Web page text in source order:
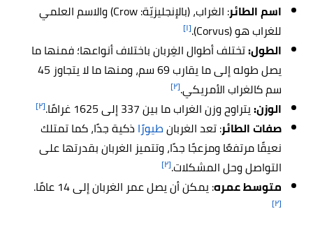
اسم الطائر
: الغراب، (بالإنجليزيّة: Crow) والاسم العلمي
للغراب هو (Corvus).
[١]
الطول:تختلف أطوال الغِربان باختلاف أنواعها؛ فمنها ما
يصل طوله إلى ما يقارب 69 سم، ومنها ما لا يتجاوز 45
سم كالغراب الأمريكي.[٢]
الوزن:يتراوح وزن الغراب ما بين 337 إلى 1625 غرامًا. [٢]
صفات الطائر: تعد الغربانطيورًا ذكية جدًا، كما تمتلك
نعيقًا مرتفعًا ومزعجًا جدًا، وتتميز الغربان بقدرتها على
التواصل وحل المشكلات.[٢]
متوسط عمره: يمكن أن يصل عمر الغربان إلى 14 عامًا.
[٢]